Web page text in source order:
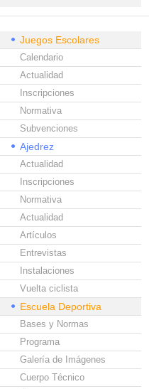
Juegos Escolares
Calendario
Actualidad
Inscripciones
Normativa
Subvenciones
Ajedrez
Actualidad
Inscripciones
Normativa
Actualidad
Artículos
Entrevistas
Instalaciones
Vuelta ciclista
Escuela Deportiva
Bases y Normas
Programa
Galería de Imágenes
Cuerpo Técnico